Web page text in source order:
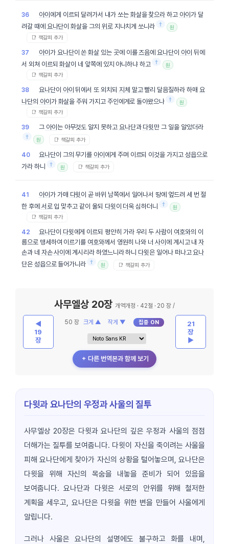
36 아이 에게 이르되 달려가서 내가 쏘는 화살을찾으라 하고 아이 가 달
려갈 때에 요나단이화살을 그의 위로지나치게 쏘니라 † 원
📑 책갈피 추가
37 아이 가 요나단이 쏜화살 있는 곳에 이를 즈음에 요나단이 아이 뒤에
서 외쳐 이르되화살이 네 앞쪽에 있지 아니하냐 하고 † 원
📑 책갈피 추가
38 요나단이 아이 뒤에서 또 외치되 지체 말고빨리 달음질하라 하매 요
나단의 아이 가 화살을 주워 가지고 주인에게로 돌아왔으나 † 원
📑 책갈피 추가
39 그 아이 는 아무것도 알지 못하고 요나단과 다윗 만 그 일을 알았더라
†
원 📑 책갈피 추가
40 요나단이 그의 무기를 아이 에게 주며 이르되 이것을 가지고 성읍으로
가라 하니
† 원 📑 책갈피 추가
41 아이 가 가매 다윗 이 곧 바위 남쪽에서 일어나서 땅에 엎드려 세 번 절
한 후에 서로입 맞추고 같이 울되 다윗 이 더욱 심하더니 † 원
📑 책갈피 추가
42 요나단이 다윗 에게 이르되 평안히 가라 우리 두사람이 여호와의 이
름으로 맹세하여 이르기를 여호와께서 영원히 나와 너 사이 에 계시고 내자
손과 네 자손사이 에 계시리라 하였느니라 하니 다윗은 일어나 떠나고요나
단은 성읍으로 들어가니라 † 원 📑 책갈피 추가
◀
19
장
사무엘상 20장개역개정 · 42절 · 20 장 /
50 장 크게 ▲ 작게 ▼ 집중 ON
＋ 다른 번역본과 함께 보기
21
장
▶
다윗과 요나단의 우정과 사울의 질투
사무엘상 20장은 다윗과 요나단의 깊은 우정과 사울의 점점
더해가는 질투를 보여줍니다. 다윗이 자신을 죽이려는 사울을
피해 요나단에게 찾아가 자신의 상황을 털어놓으며, 요나단은
다윗을 위해 자신의 목숨을 내놓을 준비가 되어 있음을
보여줍니다. 요나단과 다윗은 서로의 안위를 위해 철저한
계획을 세우고, 요나단은 다윗을 위한 변을 만들어 사울에게
알립니다.
그러나 사울은 요나단의 설명에도 불구하고 화를 내며,